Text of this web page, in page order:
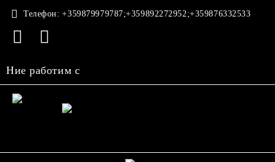
Телефон: +359879979787;+359892272952;+359876332533
Ние работим с